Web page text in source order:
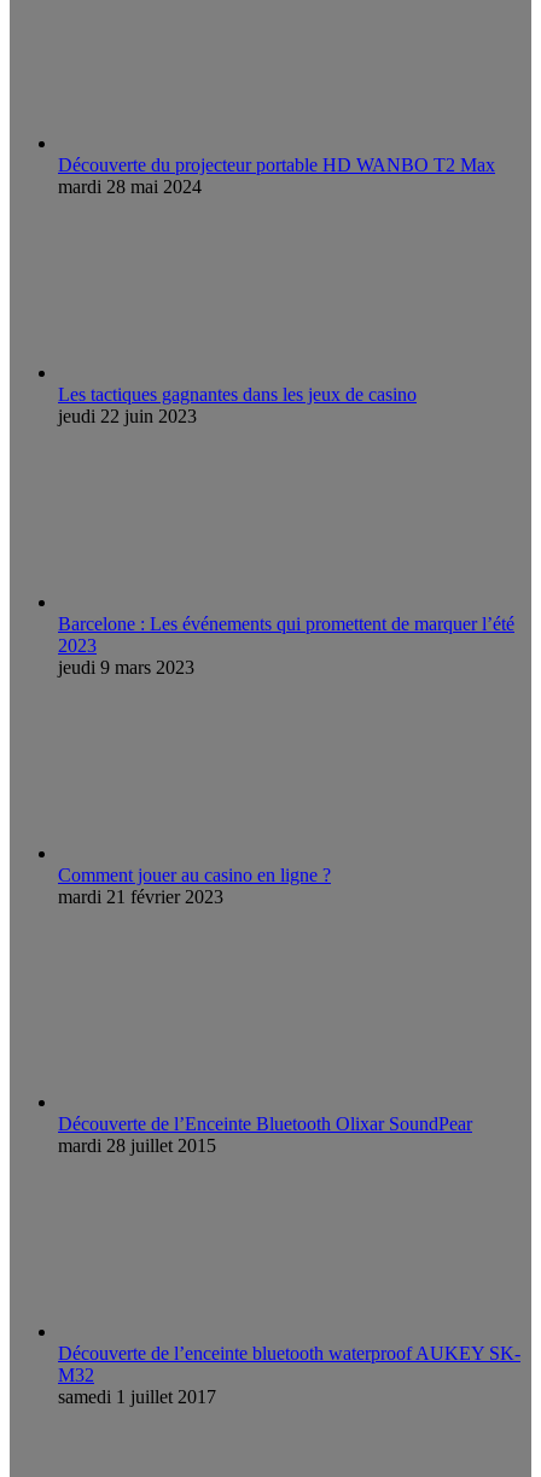
Découverte du projecteur portable HD WANBO T2 Max
mardi 28 mai 2024
Les tactiques gagnantes dans les jeux de casino
jeudi 22 juin 2023
Barcelone : Les événements qui promettent de marquer l’été
2023
jeudi 9 mars 2023
Comment jouer au casino en ligne ?
mardi 21 février 2023
Découverte de l’Enceinte Bluetooth Olixar SoundPear
mardi 28 juillet 2015
Découverte de l’enceinte bluetooth waterproof AUKEY SK-
M32
samedi 1 juillet 2017